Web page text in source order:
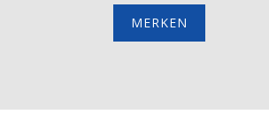
MERKEN